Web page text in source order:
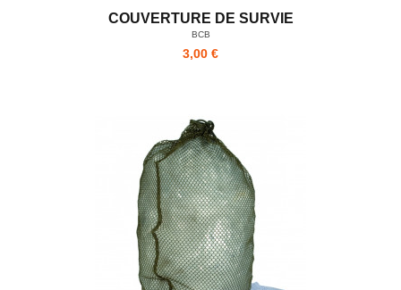
COUVERTURE DE SURVIE
BCB
3,00 €